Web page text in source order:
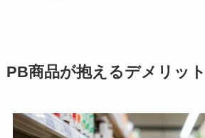
PB商品が抱えるデメリッ